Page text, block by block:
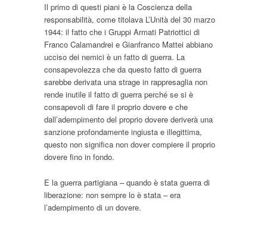
Il primo di questi piani è la Coscienza della
responsabilità, come titolava L’Unità del 30 marzo
1944: il fatto che i Gruppi Armati Patriottici di
Franco Calamandrei e Gianfranco Mattei abbiano
ucciso dei nemici è un fatto di guerra. La
consapevolezza che da questo fatto di guerra
sarebbe derivata una strage in rappresaglia non
rende inutile il fatto di guerra perché se si è
consapevoli di fare il proprio dovere e che
dall’adempimento del proprio dovere deriverà una
sanzione profondamente ingiusta e illegittima,
questo non significa non dover compiere il proprio
dovere fino in fondo.
E la guerra partigiana – quando è stata guerra di
liberazione: non sempre lo è stata – era
l’adempimento di un dovere.